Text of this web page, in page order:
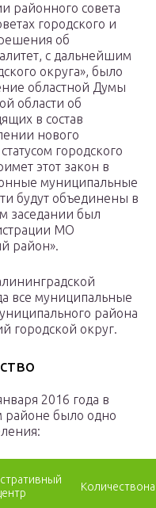
районного совета
городского и
об
с дальнейшим
округа», было
областной Думы
области об
в состав
нового
городского
этот закон в
муниципальные
будут объединены в
заседании был
МО
район».
все муниципальные
района
городской округ.
2016 года в
районе было одно